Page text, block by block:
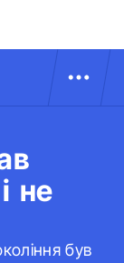
не
був